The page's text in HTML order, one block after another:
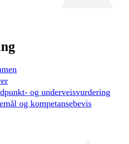
og underveisvurdering
og kompetansebevis